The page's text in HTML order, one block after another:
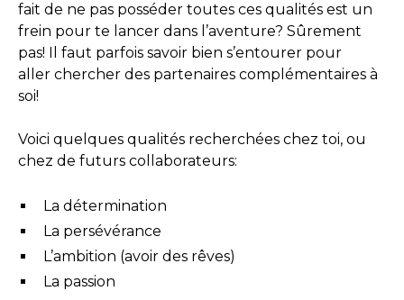
fait de ne pas posséder toutes ces qualités est un
frein pour te lancer dans l’aventure? Sûrement
pas! Il faut parfois savoir bien s’entourer pour
aller chercher des partenaires complémentaires à
soi!
Voici quelques qualités recherchées chez toi, ou
chez de futurs collaborateurs:
La détermination
La persévérance
L’ambition (avoir des rêves)
La passion